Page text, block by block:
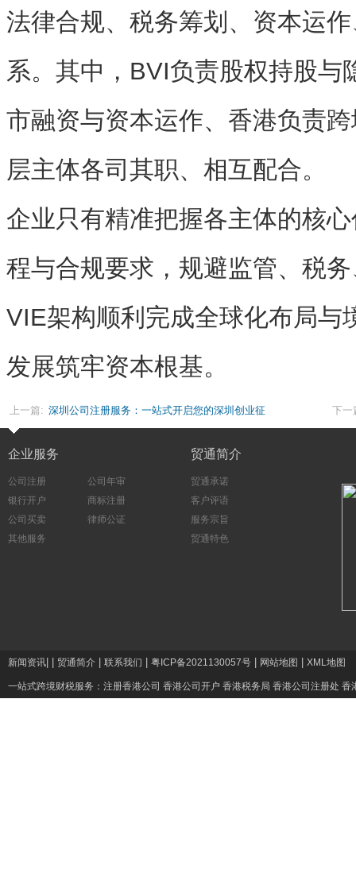
法律合规、税务筹划、资本运
系。其中，BVI负责股权持股与
市融资与资本运作、香港负责
层主体各司其职、相互配合。
企业只有精准把握各主体的核
程与合规要求，规避监管、税
VIE架构顺利完成全球化布局与
发展筑牢资本根基。
上一篇: 深圳公司注册服务：一站式开启您的深圳创业征
程
下一
企业服务
公司注册
公司年审
银行开户
商标注册
公司买卖
律师公证
其他服务
贸通简介
贸通承诺
客户评语
服务宗旨
贸通特色
新闻资讯 贸通简介 联系我们 粤ICP备2021130057号 网站地图 XML地图
一站式跨境财税服务： 注册香港公司 香港公司开户 香港税务局 香港公司注册处 香